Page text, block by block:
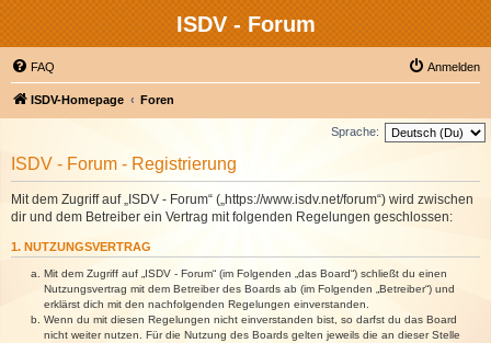
ISDV - Forum
FAQ Anmelden
ISDV-Homepage Foren
Sprache:
ISDV - Forum - Registrierung
Mit dem Zugriff auf „ISDV - Forum“ („https://www.isdv.net/forum“) wird zwischen
dir und dem Betreiber ein Vertrag mit folgenden Regelungen geschlossen:
1. NUTZUNGSVERTRAG
Mit dem Zugriff auf „ISDV - Forum“ (im Folgenden „das Board“) schließt du einen
Nutzungsvertrag mit dem Betreiber des Boards ab (im Folgenden „Betreiber“) und
erklärst dich mit den nachfolgenden Regelungen einverstanden.
Wenn du mit diesen Regelungen nicht einverstanden bist, so darfst du das Board
nicht weiter nutzen. Für die Nutzung des Boards gelten jeweils die an dieser Stelle